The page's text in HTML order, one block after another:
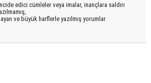
edici cümleler veya imalar, inançlara saldırı
ve büyük harflerle yazılmış yorumlar